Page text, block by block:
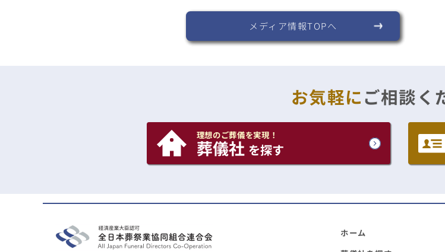
メディア情報TOPへ
お気軽にご相談く
理想のご葬儀を実現！
葬儀社 を探す
ホーム